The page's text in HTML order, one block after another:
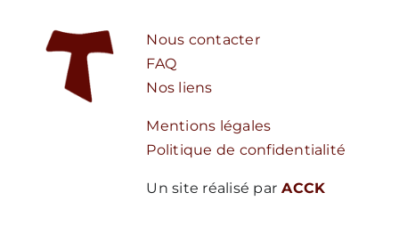
Nous contacter
FAQ
Nos liens
Mentions légales
Politique de confidentialité
Un site réalisé par ACCK